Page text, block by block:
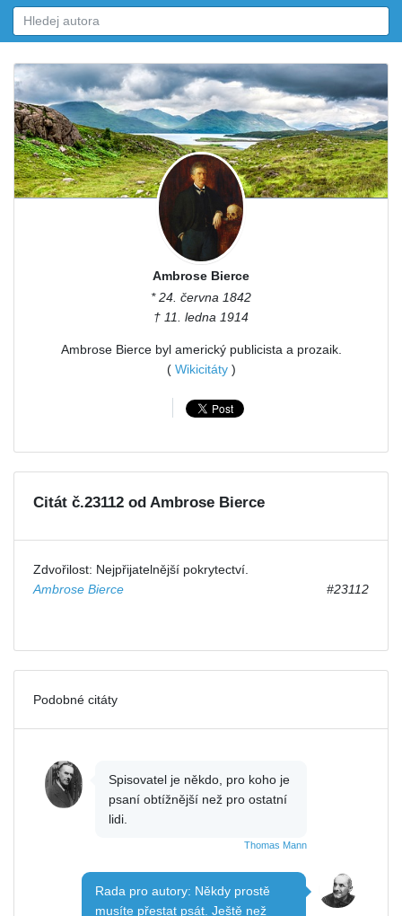
Ambrose Bierce
* 24. června 1842
† 11. ledna 1914
Ambrose Bierce byl americký publicista a prozaik.
( Wikicitáty)
Citát č.23112 od Ambrose Bierce
Zdvořilost: Nejpřijatelnější pokrytectví.
Ambrose Bierce
#23112
Podobné citáty
Spisovatel je někdo, pro koho je
psaní obtížnější než pro ostatní
lidi.
Thomas Mann
Rada pro autory: Někdy prostě
musíte přestat psát. Ještě než